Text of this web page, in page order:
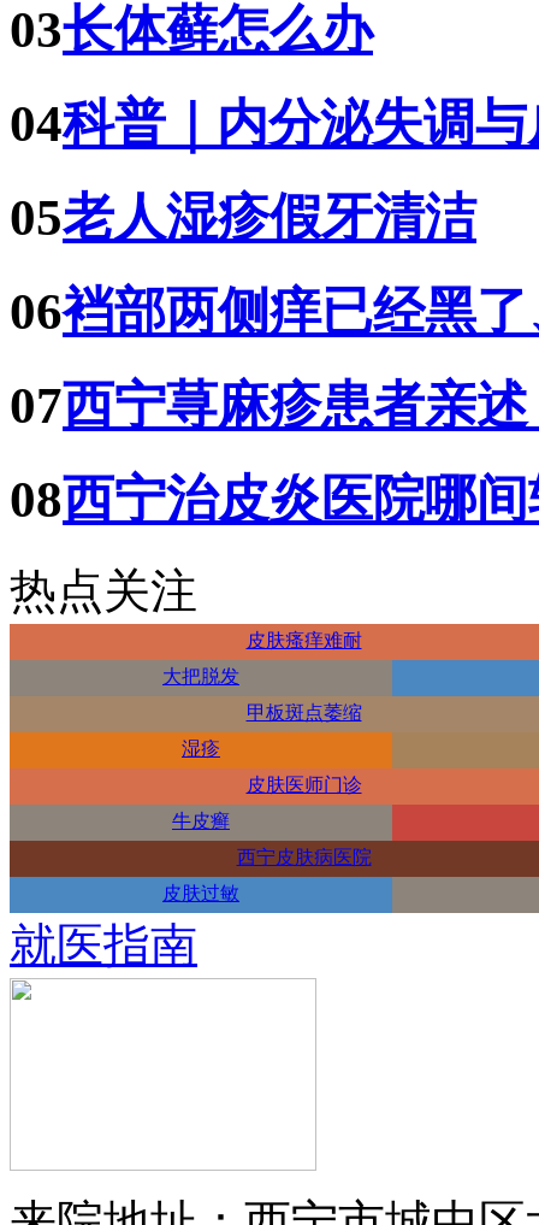
03长体藓怎么办
04科普｜内分泌失调
05老人湿疹假牙清洁
06裆部两侧痒已经黑
07西宁荨麻疹患者亲
08西宁治皮炎医院哪
热点关注
皮肤瘙痒难耐
大把脱发
甲板斑点萎缩
湿疹
皮肤医师门诊
牛皮癣
西宁皮肤病医院
皮肤过敏
就医指南